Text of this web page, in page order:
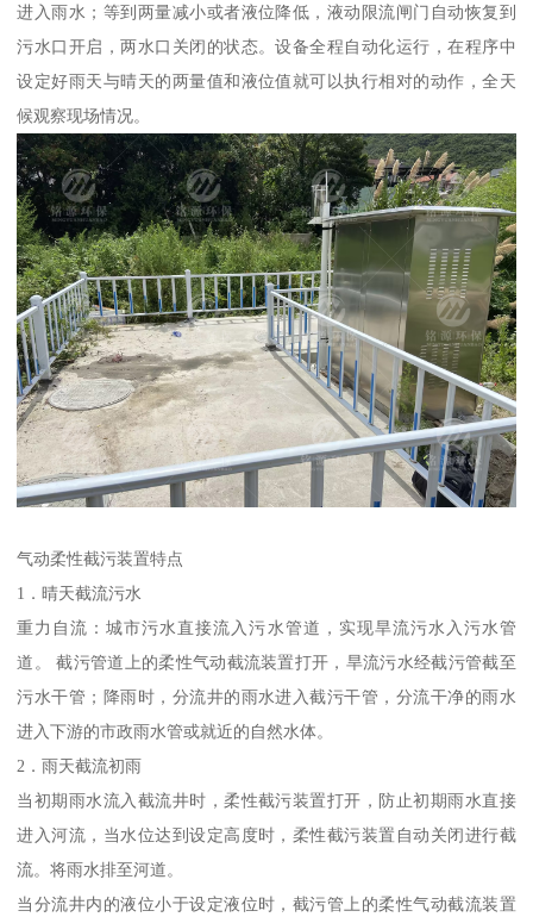
进入雨水；等到两量减小或者液位降低，液动限流闸门自动恢复到
污水口开启，两水口关闭的状态。设备全程自动化运行，在程序中
设定好雨天与晴天的两量值和液位值就可以执行相对的动作，全天
候观察现场情况。
气动柔性截污装置特点
1．晴天截流污水
重力自流：城市污水直接流入污水管道，实现旱流污水入污水管
道。 截污管道上的柔性气动截流装置打开，旱流污水经截污管截至
污水干管；降雨时，分流井的雨水进入截污干管，分流干净的雨水
进入下游的市政雨水管或就近的自然水体。
2．雨天截流初雨
当初期雨水流入截流井时，柔性截污装置打开，防止初期雨水直接
进入河流，当水位达到设定高度时，柔性截污装置自动关闭进行截
流。将雨水排至河道。
当分流井内的液位小于设定液位时，截污管上的柔性气动截流装置